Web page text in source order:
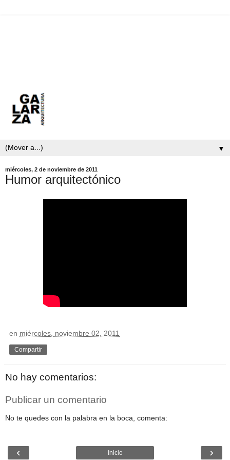
▼
miércoles, 2 de noviembre de 2011
Humor arquitectónico
en miércoles, noviembre 02, 2011
Compartir
No hay comentarios:
Publicar un comentario
No te quedes con la palabra en la boca, comenta:
‹ ›
Inicio